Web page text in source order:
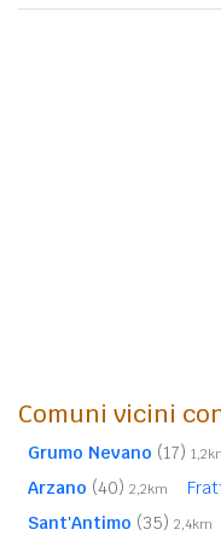
Comuni vicini
Grumo Nevano (17)
Arzano (40) 2,2km
Sant'Antimo (35) 2,4km